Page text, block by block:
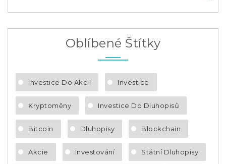
Oblíbené Štítky
Investice Do Akcií Investice
Kryptoměny Investice Do Dluhopisů
Bitcoin Dluhopisy Blockchain
Akcie Investování Státní Dluhopisy